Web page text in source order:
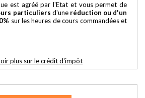
est agréé par l'Etat et vous permet de
particuliers d'une réduction ou d'un
sur les heures de cours commandées et
plus sur le crédit d'impôt